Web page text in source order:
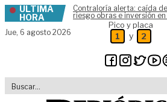
Skip to content
ÚLTIMA
HORA
Contraloría alerta: caída
riesgo obras e inversión
Jue, 6 agosto 2026
Pico y placa
1 y 2